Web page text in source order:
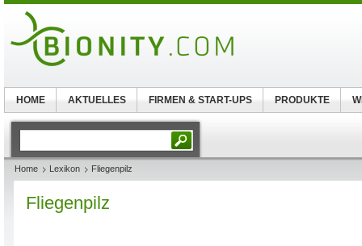
Home Lexikon Fliegenpilz
Fliegenpilz
HOME AKTUELLES FIRMEN & START-UPS PRODUKTE